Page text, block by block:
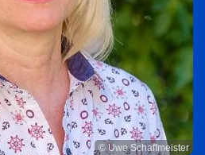
© Uwe Schaffmeister